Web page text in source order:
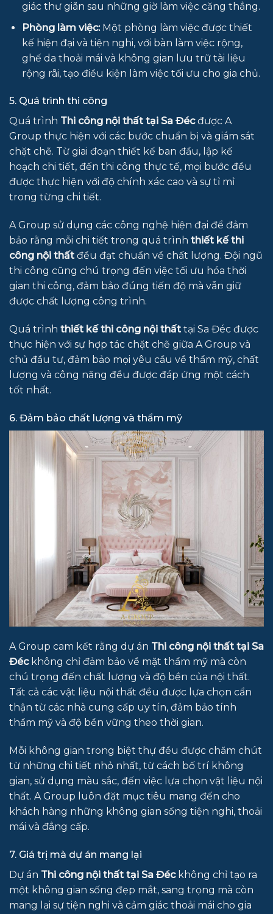
giác thư giãn sau những giờ làm việc căng thẳng.
Phòng làm việc:Một phòng làm việc được thiết
kế hiện đại và tiện nghi, với bàn làm việc rộng,
ghế da thoải mái và không gian lưu trữ tài liệu
rộng rãi, tạo điều kiện làm việc tối ưu cho gia chủ.
5. Quá trình thi công
Quá trình Thi công nội thất tại Sa Đécđược A
Group thực hiện với các bước chuẩn bị và giám sát
chặt chẽ. Từ giai đoạn thiết kế ban đầu, lập kế
hoạch chi tiết, đến thi công thực tế, mọi bước đều
được thực hiện với độ chính xác cao và sự tỉ mỉ
trong từng chi tiết.
A Group sử dụng các công nghệ hiện đại để đảm
bảo rằng mỗi chi tiết trong quá trình thiết kế thi
công nội thất đều đạt chuẩn về chất lượng. Đội ngũ
thi công cũng chú trọng đến việc tối ưu hóa thời
gian thi công, đảm bảo đúng tiến độ mà vẫn giữ
được chất lượng công trình.
Quá trình thiết kế thi công nội thất tại Sa Đéc được
thực hiện với sự hợp tác chặt chẽ giữa A Group và
chủ đầu tư, đảm bảo mọi yêu cầu về thẩm mỹ, chất
lượng và công năng đều được đáp ứng một cách
tốt nhất.
6. Đảm bảo chất lượng và thẩm mỹ
A Group cam kết rằng dự án Thi công nội thất tại Sa
Đéckhông chỉ đảm bảo về mặt thẩm mỹ mà còn
chú trọng đến chất lượng và độ bền của nội thất.
Tất cả các vật liệu nội thất đều được lựa chọn cẩn
thận từ các nhà cung cấp uy tín, đảm bảo tính
thẩm mỹ và độ bền vững theo thời gian.
Mỗi không gian trong biệt thự đều được chăm chút
từ những chi tiết nhỏ nhất, từ cách bố trí không
gian, sử dụng màu sắc, đến việc lựa chọn vật liệu nội
thất. A Group luôn đặt mục tiêu mang đến cho
khách hàng những không gian sống tiện nghi, thoải
mái và đẳng cấp.
7. Giá trị mà dự án mang lại
Dự án Thi công nội thất tại Sa Đéckhông chỉ tạo ra
một không gian sống đẹp mắt, sang trọng mà còn
mang lại sự tiện nghi và cảm giác thoải mái cho gia